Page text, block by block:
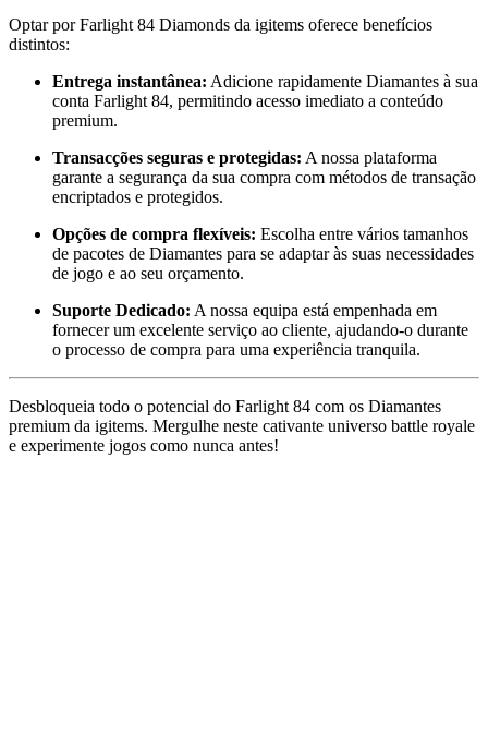
Optar por Farlight 84 Diamonds da igitems oferece benefícios
distintos:
Entrega instantânea: Adicione rapidamente Diamantes à sua
conta Farlight 84, permitindo acesso imediato a conteúdo
premium.
Transacções seguras e protegidas: A nossa plataforma
garante a segurança da sua compra com métodos de transação
encriptados e protegidos.
Opções de compra flexíveis: Escolha entre vários tamanhos
de pacotes de Diamantes para se adaptar às suas necessidades
de jogo e ao seu orçamento.
Suporte Dedicado: A nossa equipa está empenhada em
fornecer um excelente serviço ao cliente, ajudando-o durante
o processo de compra para uma experiência tranquila.
Desbloqueia todo o potencial do Farlight 84 com os Diamantes
premium da igitems. Mergulhe neste cativante universo battle royale
e experimente jogos como nunca antes!